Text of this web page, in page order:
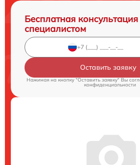
Бесплатная консультация
специалистом
Оставить заявку
Нажимая на кнопку "Оставить заявку" Вы
конфиденциальности